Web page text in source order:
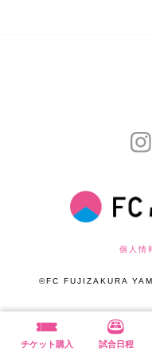
個人情
©FC FUJIZAKURA
チケット購入 試合日程